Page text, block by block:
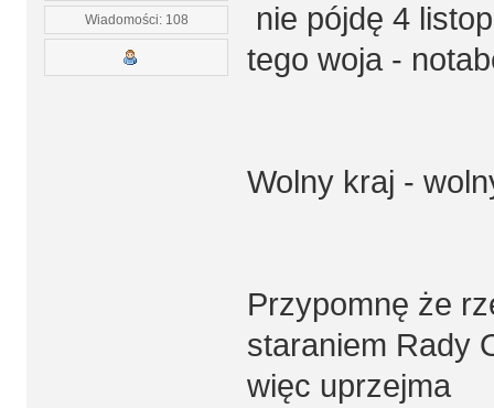
Wiadomości: 108
nie pójdę 4
tego woja -
Wolny kraj -
Przypomnę że
staraniem Rady
więc uprzejma